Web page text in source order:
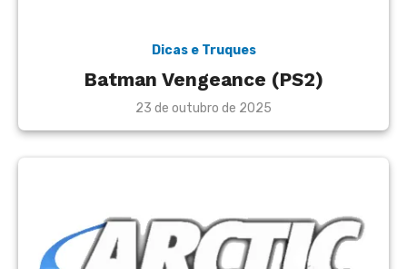
Dicas e Truques
Batman Vengeance (PS2)
Posted
23 de outubro de 2025